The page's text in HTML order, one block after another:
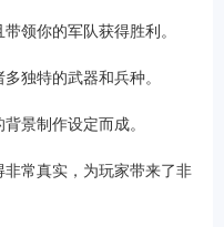
领你的军队获得胜利。
独特的武器和兵种。
景制作设定而成。
常真实，为玩家带来了非